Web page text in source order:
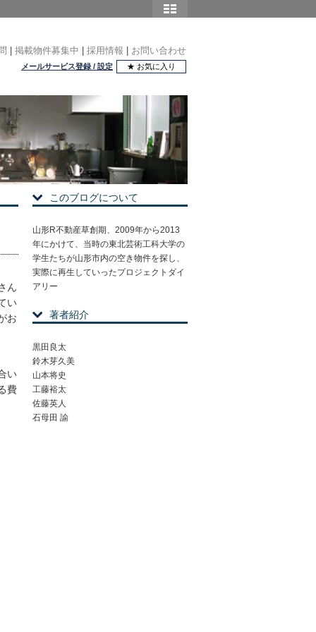
掲載物件募集中 採用情報 お問い合わせ
メールサービス登録 / 設定 ★ お気に入り
ん
い
お
い
費
このブログについて
山形R不動産草創期、2009年から2013
年にかけて、当時の東北芸術工科大学の
学生たちが山形市内の空き物件を探し、
実際に再生していったプロジェクトダイ
アリー
著者紹介
黒田良太
鈴木芽久美
山本将史
工藤裕太
佐藤英人
石母田 諭